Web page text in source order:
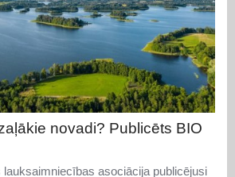
novadi? Publicēts BIO
lauksaimniecības asociācija publicējusi